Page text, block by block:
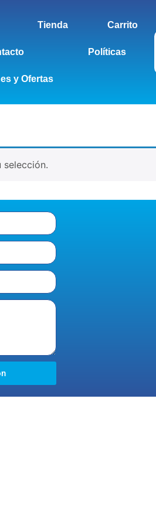
Tienda Carrito
Políticas
y Ofertas